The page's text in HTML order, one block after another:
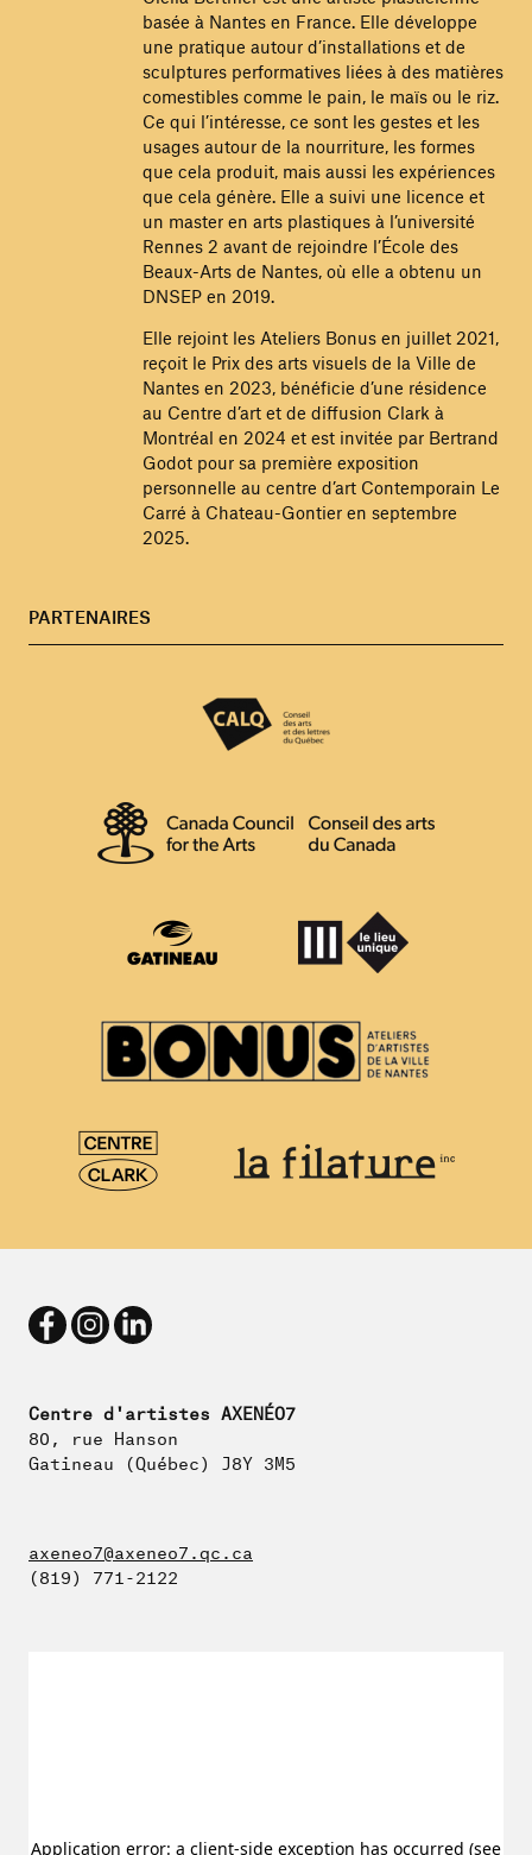
basée à Nantes en France. Elle développe
une pratique autour d’installations et de
sculptures performatives liées à des matières
comestibles comme le pain, le maïs ou le riz.
Ce qui l’intéresse, ce sont les gestes et les
usages autour de la nourriture, les formes
que cela produit, mais aussi les expériences
que cela génère. Elle a suivi une licence et
un master en arts plastiques à l’université
Rennes 2 avant de rejoindre l’École des
Beaux-Arts de Nantes, où elle a obtenu un
DNSEP en 2019.
Elle rejoint les Ateliers Bonus en juillet 2021,
reçoit le Prix des arts visuels de la Ville de
Nantes en 2023, bénéficie d’une résidence
au Centre d’art et de diffusion Clark à
Montréal en 2024 et est invitée par Bertrand
Godot pour sa première exposition
personnelle au centre d’art Contemporain Le
Carré à Chateau-Gontier en septembre
2025.
PARTENAIRES
Centre d'artistes AXENÉO7
80, rue Hanson
Gatineau (Québec) J8Y 3M5
axeneo7@axeneo7.qc.ca
(819) 771-2122